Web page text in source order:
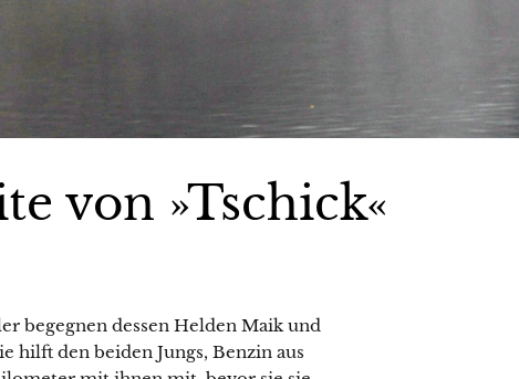
von »Tschick«
begegnen dessen Helden Maik und
hilft den beiden Jungs, Benzin aus